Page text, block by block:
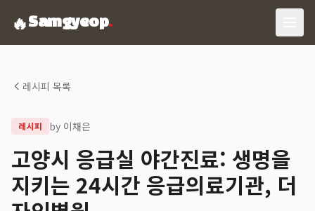
🔥Samgyeop.
레시피 목록
레시피 by 이채은
고양시 응급실 야간진료: 생명을
지키는 24시간 응급의료기관, 더